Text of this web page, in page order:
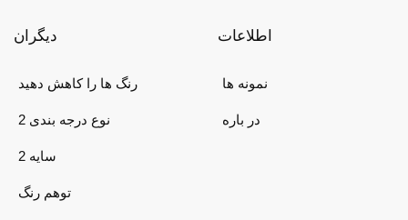
دیگران
رنگ ها را کاهش دهید
2 نوع درجه بندی
2 سایه
توهم رنگ
اطلاعات
نمونه ها
در باره